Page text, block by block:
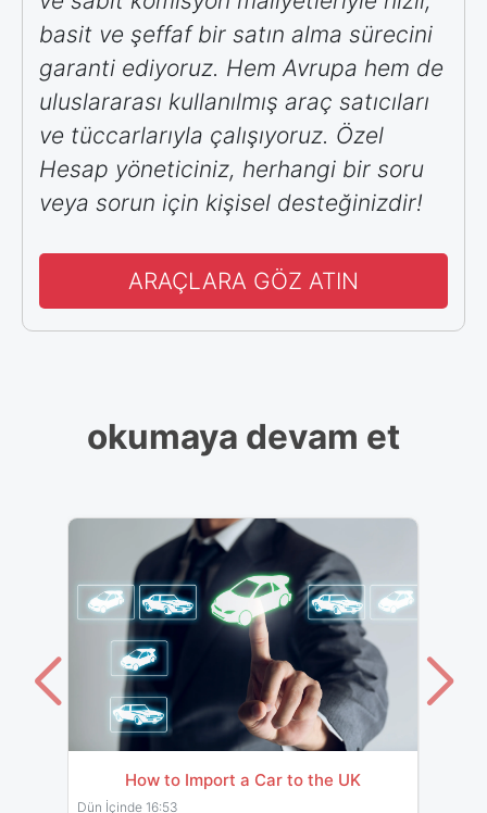
basit ve şeffaf bir satın alma sürecini
garanti ediyoruz. Hem Avrupa hem de
uluslararası kullanılmış araç satıcıları
ve tüccarlarıyla çalışıyoruz. Özel
Hesap yöneticiniz, herhangi bir soru
veya sorun için kişisel desteğinizdir!
ARAÇLARA GÖZ ATIN
okumaya devam et
How to Import a Car to the UK
Dün İçinde 16:53